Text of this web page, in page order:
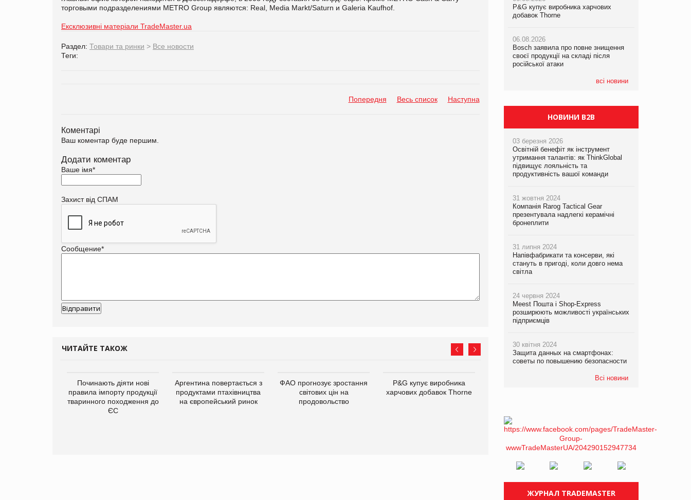
торговыми подразделениями METRO Group являются: Real, Media Markt/Saturn и Galeria Kaufhof.
Ексклюзивні матеріали TradeMaster.ua
Раздел: Товари та ринки > Все новости
Теги:
Попередня Весь список Наступна
Коментарі
Ваш коментар буде першим.
Додати коментар
Ваше імя*
Захист від СПАМ
Сообщение*
ЧИТАЙТЕ ТАКОЖ
Починають діяти нові
правила імпорту продукції
тваринного походження до
ЄС
Аргентина повертається з
продуктами птахівництва
на європейський ринок
ФАО прогнозує зростання
світових цін на
продовольство
P&G купує виробника
харчових добавок Thorne
Смачна новинка для
P&G купує виробника харчових
добавок Thorne
06.08.2026
Bosch заявила про повне знищення
своєї продукції на складі після
російської атаки
всі новини
P&G купує виробника харчових
добавок Thorne
06.08.2026
Bosch заявила про повне знищення
своєї продукції на складі після
російської атаки
P&G купує виробника харчових
добавок Thorne
06.08.2026
Bosch заявила про повне знищення
своєї продукції на складі після
російської атаки
НОВИНИ B2B
03 березня 2026
Освітній бенефіт як інструмент
утримання талантів: як ThinkGlobal
підвищує лояльність та
продуктивність вашої команди
31 жовтня 2024
Компанія Rarog Tactical Gear
презентувала надлегкі керамічні
бронеплити
31 липня 2024
Напівфабрикати та консерви, які
стануть в пригоді, коли довго нема
світла
24 червня 2024
Meest Пошта і Shop-Express
розширюють можливості українських
підприємців
30 квітня 2024
Защита данных на смартфонах:
советы по повышению безопасности
Всі новини
ЖУРНАЛ TRADEMASTER